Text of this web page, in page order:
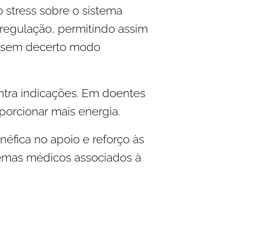
stress sobre o sistema
permitindo assim
decerto modo
indicações. Em doentes
mais energia.
no apoio e reforço às
médicos associados à